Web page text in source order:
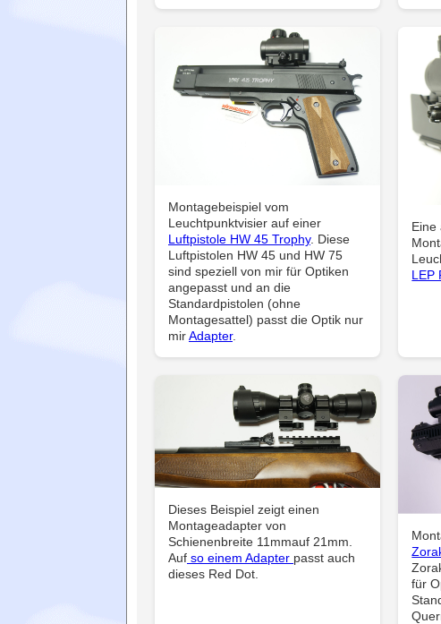
Montagebeispiel vom
Leuchtpunktvisier auf einer
Luftpistole HW 45 Trophy. Diese
Luftpistolen HW 45 und HW 75
sind speziell von mir für Optiken
angepasst und an die
Standardpistolen (ohne
Montagesattel) passt die Optik nur
mirAdapter.
Eine
LEP
Dieses Beispiel zeigt einen
Montageadapter von
Schienenbreite 11mmauf 21mm.
Auf so einem Adapter passt auch
dieses Red Dot.
für